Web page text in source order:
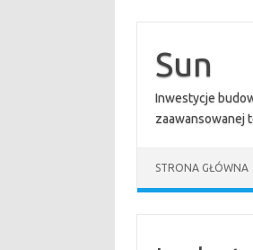
treściSun
Inwestycje
zaawansowanej
STRONA GŁÓWNA